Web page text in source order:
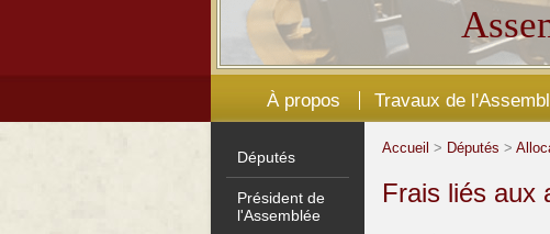
À propos Travaux de
Députés
Président de
l'Assemblée
Accueil > Députés >
Frais liés aux